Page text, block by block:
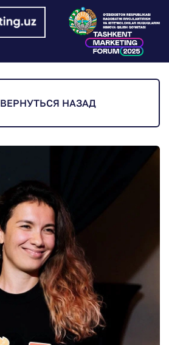
ВЕРНУТЬСЯ НАЗАД